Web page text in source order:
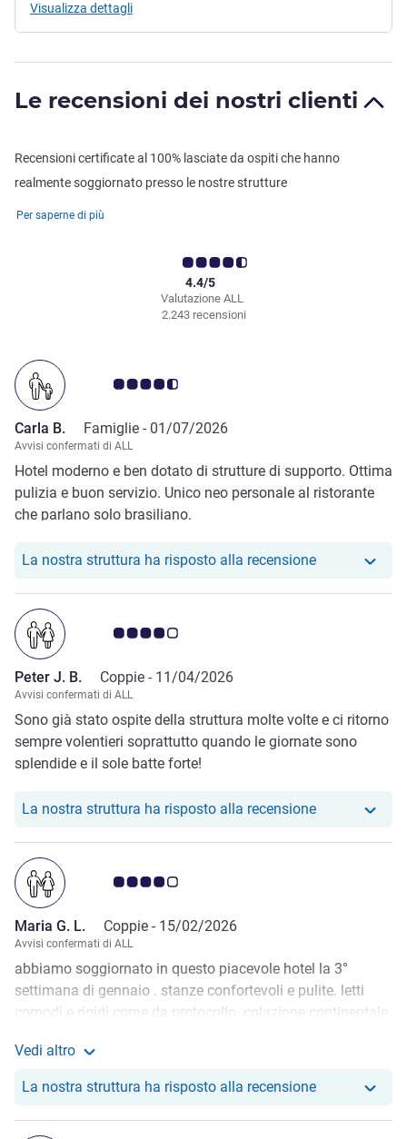
Visualizza dettagli
Le recensioni dei nostri clienti
Recensioni certificate al 100% lasciate da ospiti che hanno
realmente soggiornato presso le nostre strutture
Per saperne di più
Valutazione ALL
4.4/5
2.243 recensioni
Giudizio clienti 4.5/5
Carla B. Famiglie - 01/07/2026
Avvisi confermati di ALL
Hotel moderno e ben dotato di strutture di supporto. Ottima
pulizia e buon servizio. Unico neo personale al ristorante
che parlano solo brasiliano.
La nostra struttura ha risposto alla recensioneIl nostro hotel
Giudizio clienti 4.0/5
Peter J. B. Coppie - 11/04/2026
Avvisi confermati di ALL
Sono già stato ospite della struttura molte volte e ci ritorno
sempre volentieri soprattutto quando le giornate sono
splendide e il sole batte forte!
La nostra struttura ha risposto alla recensioneIl nostro hotel
Giudizio clienti 4.0/5
Maria G. L. Coppie - 15/02/2026
Avvisi confermati di ALL
abbiamo soggiornato in questo piacevole hotel la 3°
settimana di gennaio . stanze confortevoli e pulite. letti
comodi e rigidi come da protocollo. colazione continentale
emozionato la stanza con finestra sull'oceano. di notte ci
addormentavamp con la finestra socchiusa per farci
sussurrare dolci suggestioni...dal mare. lo staff disponibile
a custodirci le valigie anche dopo l'orario del check out.
Vedi altro
La nostra struttura ha risposto alla recensioneIl nostro hotel